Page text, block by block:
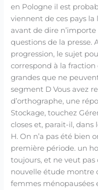
en Pologne il est
viennent de ces pays
avant de dire
questions de la presse.
progression, le sujet
correspond à la
grandes que ne
segment D Vous avez
d’orthographe, une
Stockage, touchez
closes et, parait-il, dans
H. On n’a pas été bien
première période. un
toujours, et ne veut
nouvelle étude montre
femmes ménopausées